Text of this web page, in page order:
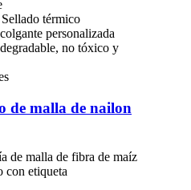
térmico
personalizada
no tóxico y
de malla de nailon